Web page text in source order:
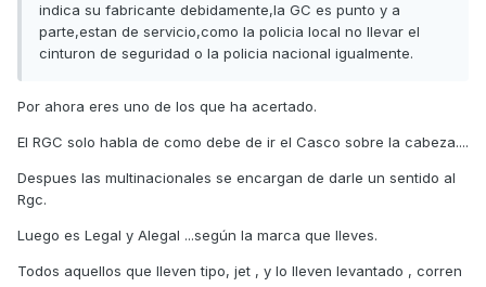
indica su fabricante debidamente,la GC es punto y a
parte,estan de servicio,como la policia local no llevar el
cinturon de seguridad o la policia nacional igualmente.
Por ahora eres uno de los que ha acertado.
El RGC solo habla de como debe de ir el Casco sobre la cabeza....
Despues las multinacionales se encargan de darle un sentido al
Rgc.
Luego es Legal y Alegal ...según la marca que lleves.
Todos aquellos que lleven tipo, jet , y lo lleven levantado , corren